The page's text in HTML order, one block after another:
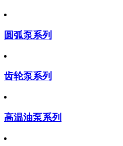
圆弧泵系列
齿轮泵系列
高温油泵系列